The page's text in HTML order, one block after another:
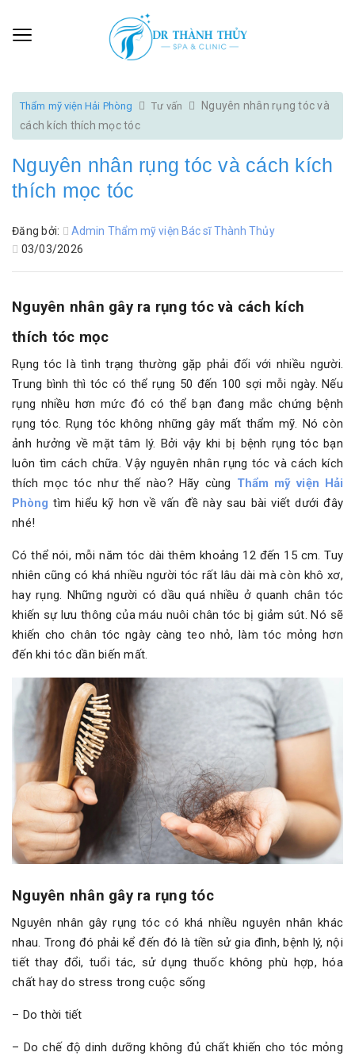
Thẩm mỹ viện Hải Phòng Tư vấn
Nguyên nhân rụng tóc và
cách kích thích mọc tóc
Nguyên nhân rụng tóc và cách kích
thích mọc tóc
Đăng bởi:
Admin Thẩm mỹ viện Bác sĩ Thành Thủy
03/03/2026
Nguyên nhân gây ra rụng tóc và cách kích
thích tóc mọc
Rụng tóc là tình trạng thường gặp phải đối với nhiều người.
Trung bình thì tóc có thể rụng 50 đến 100 sợi mỗi ngày. Nếu
rụng nhiều hơn mức đó có thể bạn đang mắc chứng bệnh
rụng tóc. Rụng tóc không những gây mất thẩm mỹ. Nó còn
ảnh hưởng về mặt tâm lý. Bởi vậy khi bị bệnh rụng tóc bạn
luôn tìm cách chữa. Vậy nguyên nhân rụng tóc và cách kích
thích mọc tóc như thế nào? Hãy cùng Thẩm mỹ viện Hải
Phòng tìm hiểu kỹ hơn về vấn đề này sau bài viết dưới đây
nhé!
Có thể nói, mỗi năm tóc dài thêm khoảng 12 đến 15 cm. Tuy
nhiên cũng có khá nhiều người tóc rất lâu dài mà còn khô xơ,
hay rụng. Những người có dầu quá nhiều ở quanh chân tóc
khiến sự lưu thông của máu nuôi chân tóc bị giảm sút. Nó sẽ
khiến cho chân tóc ngày càng teo nhỏ, làm tóc mỏng hơn
đến khi tóc dần biến mất.
Nguyên nhân gây ra rụng tóc
Nguyên nhân gây rụng tóc có khá nhiều nguyên nhân khác
nhau. Trong đó phải kể đến đó là tiền sử gia đình, bệnh lý, nội
tiết thay đổi, tuổi tác, sử dụng thuốc không phù hợp, hóa
chất hay do stress trong cuộc sống
– Do thời tiết
– Do chế độ dinh dưỡng không đủ chất khiến cho tóc mỏng